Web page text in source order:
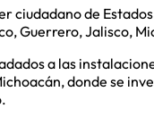
ciudadano de
Guerrero, Jalisco,
a las
donde se